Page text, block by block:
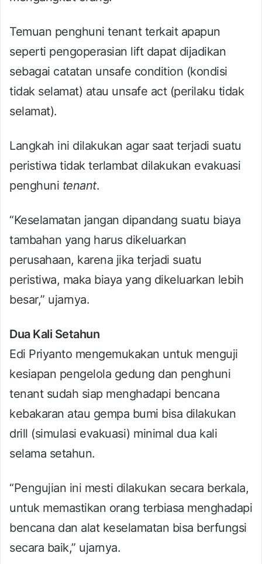
Temuan penghuni tenant terkait apapun
seperti pengoperasian lift dapat dijadikan
sebagai catatan unsafe condition (kondisi
tidak selamat) atau unsafe act (perilaku tidak
selamat).
Langkah ini dilakukan agar saat terjadi suatu
peristiwa tidak terlambat dilakukan evakuasi
penghuni tenant.
“Keselamatan jangan dipandang suatu biaya
tambahan yang harus dikeluarkan
perusahaan, karena jika terjadi suatu
peristiwa, maka biaya yang dikeluarkan lebih
besar,” ujarnya.
Dua Kali Setahun
Edi Priyanto mengemukakan untuk menguji
kesiapan pengelola gedung dan penghuni
tenant sudah siap menghadapi bencana
kebakaran atau gempa bumi bisa dilakukan
drill (simulasi evakuasi) minimal dua kali
selama setahun.
“Pengujian ini mesti dilakukan secara berkala,
untuk memastikan orang terbiasa menghadapi
bencana dan alat keselamatan bisa berfungsi
secara baik,” ujarnya.